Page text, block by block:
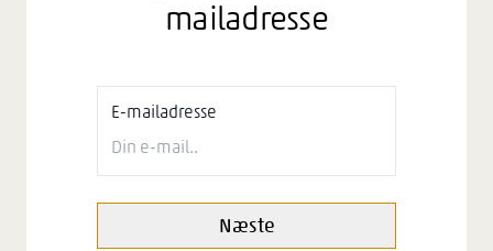
mailadresse
E-mailadresse
Næste